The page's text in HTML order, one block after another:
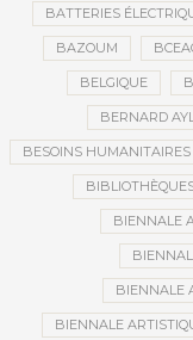
BATTERIES
BAZOUM
BELGIQUE
BERNARD
BESOINS HUMANITAIRES
BIENNALE
BIENNALE
BIENNALE